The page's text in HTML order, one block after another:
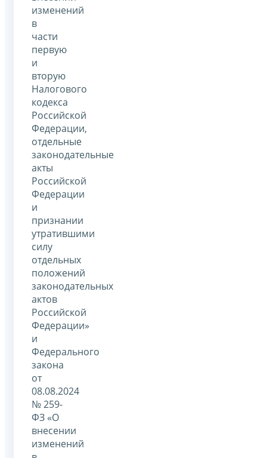
изменений
в
части
первую
и
вторую
Налогового
кодекса
Российской
Федерации,
отдельные
законодательные
акты
Российской
Федерации
и
признании
утратившими
силу
отдельных
положений
законодательных
актов
Российской
Федерации»
и
Федерального
закона
от
08.08.2024
№ 259-
ФЗ «О
внесении
изменений